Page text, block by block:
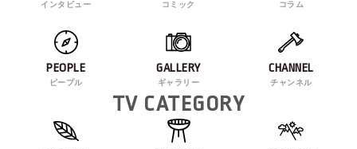
インタビュー コミック コラム
PEOPLE
ピープル
GALLERY
ギャラリー
CHANNEL
チャンネル
TV CATEGORY